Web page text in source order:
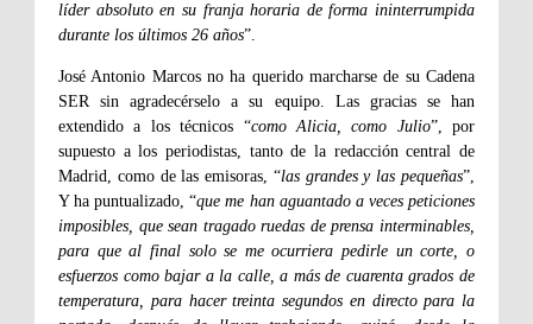
líder absoluto en su franja horaria de forma ininterrumpida
durante los últimos 26 años”.
José Antonio Marcos no ha querido marcharse de su Cadena
SER sin agradecérselo a su equipo. Las gracias se han
extendido a los técnicos “como Alicia, como Julio”, por
supuesto a los periodistas, tanto de la redacción central de
Madrid, como de las emisoras, “las grandes y las pequeñas”,
Y ha puntualizado, “que me han aguantado a veces peticiones
imposibles, que sean tragado ruedas de prensa interminables,
para que al final solo se me ocurriera pedirle un corte, o
esfuerzos como bajar a la calle, a más de cuarenta grados de
temperatura, para hacer treinta segundos en directo para la